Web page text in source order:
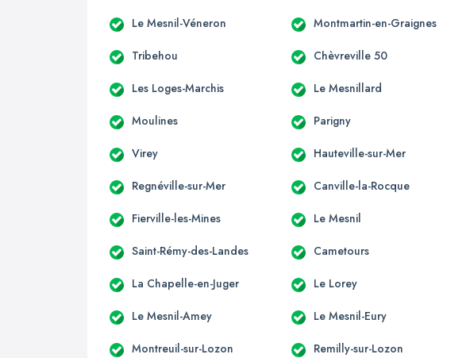
Le Mesnil-Véneron Montmartin-en-Graignes
Tribehou Chèvreville 50
Les Loges-Marchis Le Mesnillard
Moulines Parigny
Virey Hauteville-sur-Mer
Regnéville-sur-Mer Canville-la-Rocque
Fierville-les-Mines Le Mesnil
Saint-Rémy-des-Landes Cametours
La Chapelle-en-Juger Le Lorey
Le Mesnil-Amey Le Mesnil-Eury
Montreuil-sur-Lozon Remilly-sur-Lozon